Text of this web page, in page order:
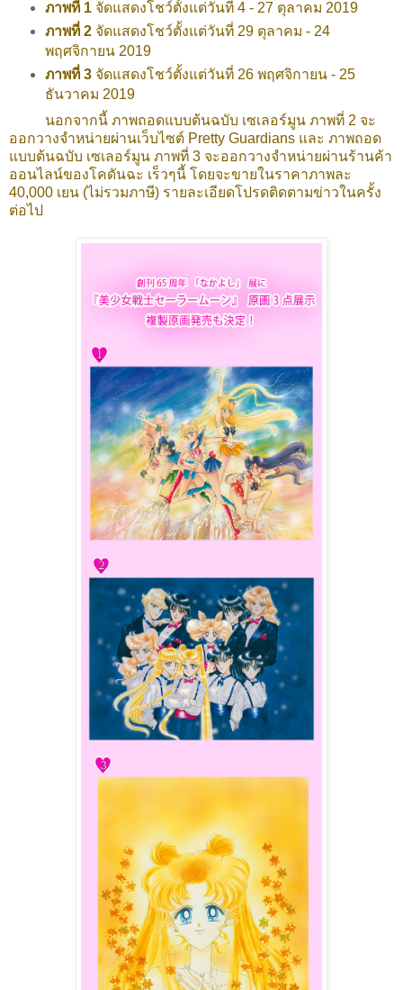
ภาพที่ 1 จัดแสดงโชว์ตั้งแต่วันที่ 4 - 27 ตุลาคม 2019
ภาพที่ 2จัดแสดงโชว์ตั้งแต่วันที่ 29 ตุลาคม - 24
พฤศจิกายน 2019
ภาพที่ 3 จัดแสดงโชว์ตั้งแต่วันที่ 26 พฤศจิกายน - 25
ธันวาคม 2019
นอกจากนี้ ภาพถอดแบบต้นฉบับ เซเลอร์มูน ภาพที่ 2 จะ
ออกวางจำหน่ายผ่านเว็บไซต์ Pretty Guardians และ ภาพถอด
แบบต้นฉบับ เซเลอร์มูน ภาพที่ 3 จะออกวางจำหน่ายผ่านร้านค้า
ออนไลน์ของโคดันฉะ เร็วๆนี้ โดยจะขายในราคาภาพละ
40,000 เยน (ไม่รวมภาษี) รายละเอียดโปรดติดตามข่าวในครั้ง
ต่อไป